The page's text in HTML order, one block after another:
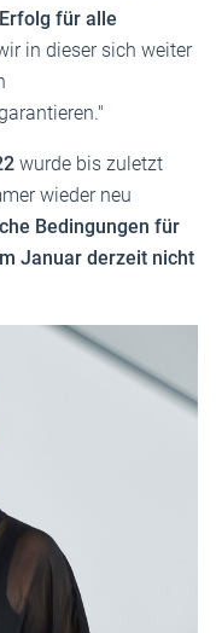
Erfolg für alle
in dieser sich weiter
wurde bis zuletzt
wieder neu
Bedingungen für
Januar derzeit nicht